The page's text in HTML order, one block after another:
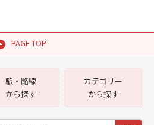
PAGE TOP
駅・路線
から探す
カテゴリー
から探す